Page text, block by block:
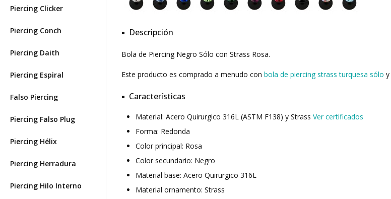
Piercing Clicker
Piercing Conch
Piercing Daith
Piercing Espiral
Falso Piercing
Piercing Falso Plug
Piercing Hélix
Piercing Herradura
Piercing Hilo Interno
Descripción
Bola de Piercing Negro Sólo con Strass Rosa.
Este producto es comprado a menudo con bola de piercing strass turquesa sólo y
Características
Material: Acero Quirurgico 316L (ASTM F138) y Strass Ver certificados
Forma: Redonda
Color principal: Rosa
Color secundario: Negro
Material base: Acero Quirurgico 316L
Material ornamento: Strass